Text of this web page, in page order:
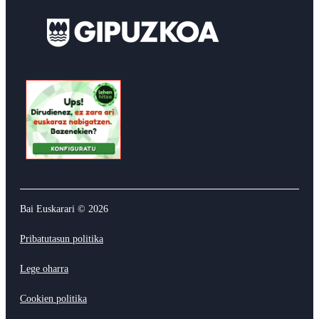
Bai Euskarari © 2026
Pribatutasun politika
Lege oharra
Cookien politika